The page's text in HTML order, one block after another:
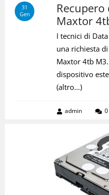
31
Gen
Maxtor
I tecnici di
una richiesta
Maxtor 4tb
dispositivo
(altro…)
admin 0